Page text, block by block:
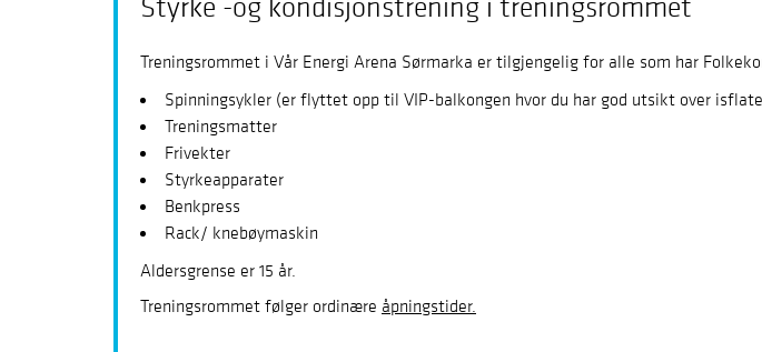
Treningsrommet i Vår Energi Arena Sørmarka er tilgjengelig for alle som har
Spinningsykler (er flyttet opp til VIP-balkongen hvor du har god utsikt over
Treningsmatter
Frivekter
Styrkeapparater
Benkpress
Rack/ knebøymaskin
Aldersgrense er 15 år.
Treningsrommet følger ordinære åpningstider.